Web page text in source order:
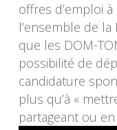
offres d’emploi
l’ensemble de
que les DOM-
possibilité de
candidature
plus qu’à «
partageant ou